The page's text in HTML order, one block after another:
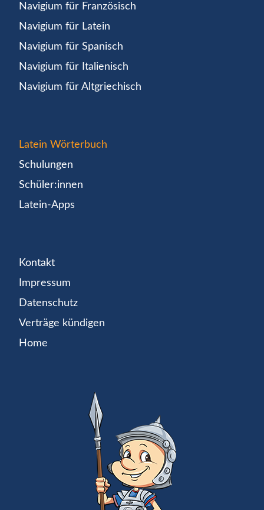
Navigium für Französisch
Navigium für Latein
Navigium für Spanisch
Navigium für Italienisch
Navigium für Altgriechisch
Latein Wörterbuch
Schulungen
Schüler:innen
Latein-Apps
Kontakt
Impressum
Datenschutz
Verträge kündigen
Home